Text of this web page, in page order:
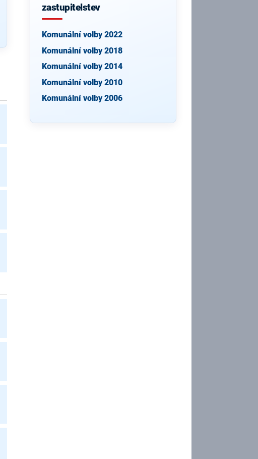
zastupitelstev
Komunální volby 2022
Komunální volby 2018
Komunální volby 2014
Komunální volby 2010
Komunální volby 2006